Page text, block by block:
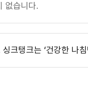
없습니다.
크탱크는 ‘건강한 나침